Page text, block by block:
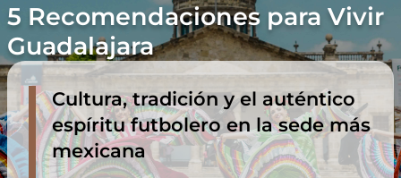
5 Recomendaciones para Vivir
Guadalajara
Cultura, tradición y el auténtico
espíritu futbolero en la sede más
mexicana